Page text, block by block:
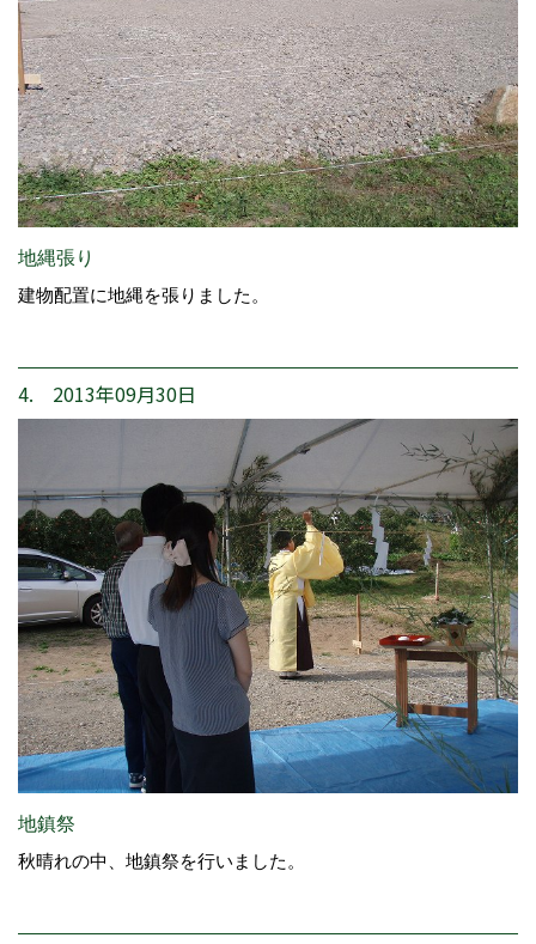
地縄張り
建物配置に地縄を張りました。
4. 2013年09月30日
地鎮祭
秋晴れの中、地鎮祭を行いました。